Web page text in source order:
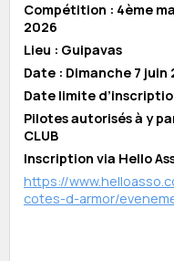
Compétition : 4ème
2026
Lieu : Guipavas
Date : Dimanche 7 juin
Date limite
Pilotes autorisés à y
CLUB
Inscription via Hello
https://
cotes-d-armor/